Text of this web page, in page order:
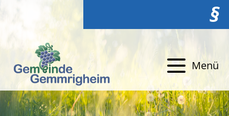
§
Menü